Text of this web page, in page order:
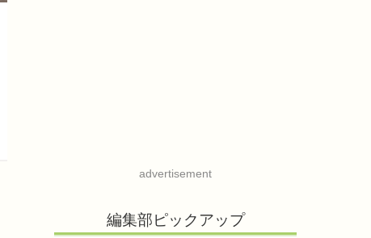
advertisement
編集部ピックアップ